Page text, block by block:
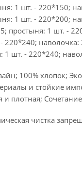
1 шт. - 220*150;
1 шт. - 220*200;
простыня: 1 шт. -
220*240; наволочка:
шт. - 220*240;
100% хлопок;
и стойкие
плотная;
чистка